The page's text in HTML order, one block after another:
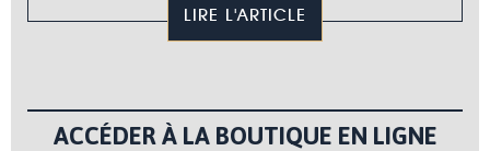
LIRE L'ARTICLE
ACCÉDER À LA BOUTIQUE EN LIGNE